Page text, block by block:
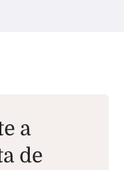
a
de